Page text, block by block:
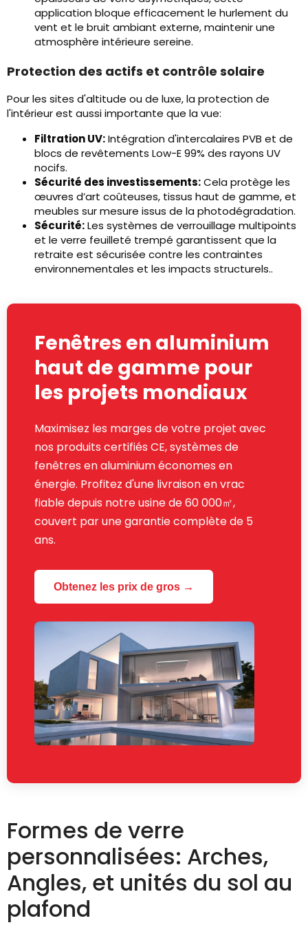
application bloque efficacement le hurlement du
vent et le bruit ambiant externe, maintenir une
atmosphère intérieure sereine.
Protection des actifs et contrôle solaire
Pour les sites d'altitude ou de luxe, la protection de
l'intérieur est aussi importante que la vue:
Filtration UV:Intégration d'intercalaires PVB et de
blocs de revêtements Low-E 99% des rayons UV
nocifs.
Sécurité des investissements:Cela protège les
œuvres d’art coûteuses, tissus haut de gamme, et
meubles sur mesure issus de la photodégradation.
Sécurité:Les systèmes de verrouillage multipoints
et le verre feuilleté trempé garantissent que la
retraite est sécurisée contre les contraintes
environnementales et les impacts structurels..
Fenêtres en aluminium
haut de gamme pour
les projets mondiaux
Maximisez les marges de votre projet avec
nos produits certifiés CE, systèmes de
fenêtres en aluminium économes en
énergie. Profitez d'une livraison en vrac
fiable depuis notre usine de 60 000㎡,
couvert par une garantie complète de 5
ans.
Obtenez les prix de gros →
Formes de verre
personnalisées: Arches,
Angles, et unités du sol au
plafond